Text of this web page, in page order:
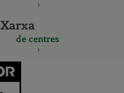
Xarxa
de centres